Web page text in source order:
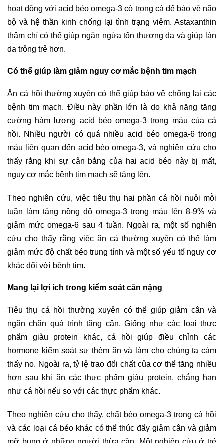
hoạt động với acid béo omega-3 có trong cá để bảo vệ não
bộ và hệ thần kinh chống lại tình trạng viêm. Astaxanthin
thậm chí có thể giúp ngăn ngừa tổn thương da và giúp làn
da trông trẻ hơn.
Có thể giúp làm giảm nguy cơ mắc bệnh tim mạch
Ăn cá hồi thường xuyên có thể giúp bảo vệ chống lại các
bệnh tim mạch. Điều này phần lớn là do khả năng tăng
cường hàm lượng acid béo omega-3 trong máu của cá
hồi. Nhiều người có quá nhiều acid béo omega-6 trong
máu liên quan đến acid béo omega-3, và nghiên cứu cho
thấy rằng khi sự cân bằng của hai acid béo này bị mất,
nguy cơ mắc bệnh tim mạch sẽ tăng lên.
Theo nghiên cứu, việc tiêu thụ hai phần cá hồi nuôi mỗi
tuần làm tăng nồng độ omega-3 trong máu lên 8-9% và
giảm mức omega-6 sau 4 tuần. Ngoài ra, một số nghiên
cứu cho thấy rằng việc ăn cá thường xuyên có thể làm
giảm mức độ chất béo trung tính và một số yếu tố nguy cơ
khác đối với bệnh tim.
Mang lại lợi ích trong kiểm soát cân nặng
Tiêu thụ cá hồi thường xuyên có thể giúp giảm cân và
ngăn chặn quá trình tăng cân. Giống như các loại thực
phẩm giàu protein khác, cá hồi giúp điều chỉnh các
hormone kiểm soát sự thèm ăn và làm cho chúng ta cảm
thấy no. Ngoài ra, tỷ lệ trao đổi chất của cơ thể tăng nhiều
hơn sau khi ăn các thực phẩm giàu protein, chẳng hạn
như cá hồi nếu so với các thực phẩm khác.
Theo nghiên cứu cho thấy, chất béo omega-3 trong cá hồi
và các loại cá béo khác có thể thúc đẩy giảm cân và giảm